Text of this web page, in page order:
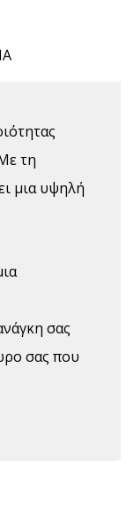
τη
μια υψηλή
σας
σας που